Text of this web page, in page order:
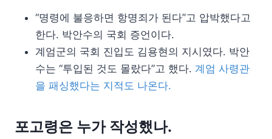
“명령에 불응하면 항명죄가 된다”고 압박했다고
한다. 박안수의 국회 증언이다.
계엄군의 국회 진입도 김용현의 지시였다. 박안
수는 “투입된 것도 몰랐다”고 했다. 계엄 사령관
을 패싱했다는 지적도 나온다.
포고령은 누가 작성했나.